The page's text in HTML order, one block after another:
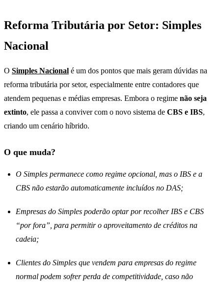
Reforma Tributária por Setor: Simples
Nacional
O Simples Nacional é um dos pontos que mais geram dúvidas na
reforma tributária por setor, especialmente entre contadores que
atendem pequenas e médias empresas. Embora o regime não seja
extinto, ele passa a conviver com o novo sistema de CBS e IBS,
criando um cenário híbrido.
O que muda?
O Simples permanece como regime opcional, mas o IBS e a
CBS não estarão automaticamente incluídos no DAS;
Empresas do Simples poderão optar por recolher IBS e CBS
“por fora”, para permitir o aproveitamento de créditos na
cadeia;
Clientes do Simples que vendem para empresas do regime
normal podem sofrer perda de competitividade, caso não